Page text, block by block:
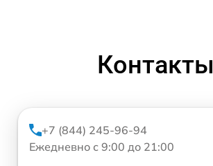
Контакты
+7 (844) 245-96-94
Ежедневно с 9:00 до 21:00